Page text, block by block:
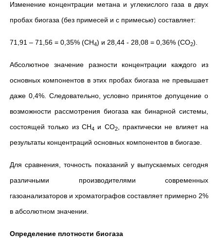
Изменение концентрации метана и углекислого газа в двух
пробах биогаза (без примесей и с примесью) составляет:
71,91 – 71,56 = 0,35% (СН4) и 28,44 - 28,08 = 0,36% (СО2).
Абсолютное значение разности концентрации каждого из
основных компонентов в этих пробах биогаза не превышает
даже 0,4%. Следовательно, условно принятое допущение о
возможности рассмотрения биогаза как бинарной системы,
состоящей только из СН4 и СО2, практически не влияет на
результаты концентраций основных компонентов в биогазе.
Для сравнения, точность показаний у выпускаемых сегодня
различными производителями современных
газоанализаторов и хроматографов составляет примерно 2%
в абсолютном значении.
Определение плотности биогаза